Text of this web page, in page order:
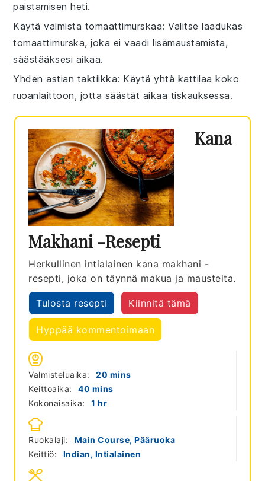
paistamisen heti.
Käytä valmista tomaattimurskaa: Valitse laadukas
tomaattimurska, joka ei vaadi lisämaustamista,
säästääksesi aikaa.
Yhden astian taktiikka: Käytä yhtä kattilaa koko
ruoanlaittoon, jotta säästät aikaa tiskauksessa.
Kana
Makhani -resepti
Herkullinen intialainen kana makhani -
resepti, joka on täynnä makua ja mausteita.
Tulosta resepti Kiinnitä tämä
Hyppää kommentoimaan
Valmisteluaika: 20 minutes
mins
Keittoaika:
40 minutes
mins
Kokonaisaika:
1 hour
hr
Ruokalaji:
Main Course, Pääruoka
Keittiö:
Indian, Intialainen